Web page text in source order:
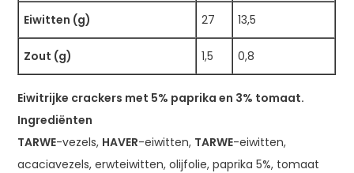
Eiwitten (g) 27 13,5
Zout (g) 1,5 0,8
Eiwitrijke crackers met 5% paprika en 3% tomaat.
Ingrediënten
TARWE-vezels, HAVER-eiwitten, TARWE-eiwitten,
acaciavezels, erwteiwitten, olijfolie, paprika 5%, tomaat